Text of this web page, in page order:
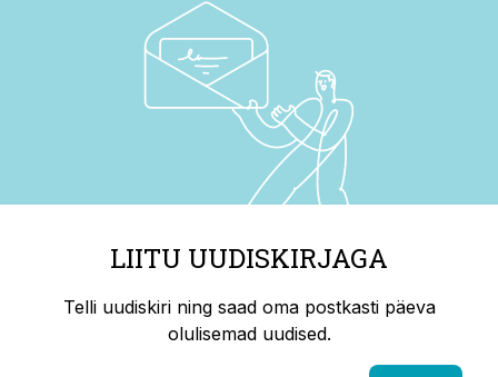
LIITU UUDISKIRJAGA
Telli uudiskiri ning saad oma postkasti päeva
olulisemad uudised.